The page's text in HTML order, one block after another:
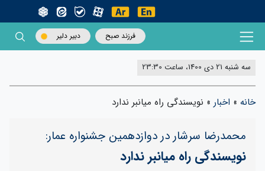
فرزند صبح دبیر دلیر
سه شنبه 21 دی 1400، ساعت 23:30
خانه » اخبار » نویسندگی راه میانبر ندارد
محمدرضا سرشار در دوازدهمین جشنواره عمار:
نویسندگی راه میانبر ندارد